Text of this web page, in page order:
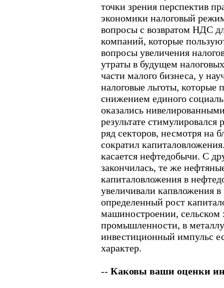
точки зрения перспектив
экономики налоговый
вопросы с возвратом НДС
компаний, которые
вопросы увеличения
утраты в будущем
части малого бизнеса, у
налоговые льготы, которые
снижением единого
оказались
результате
ряд секторов, несмотря на
сократил
касается нефтедобычи. С
закончилась, те же
капиталовложения в
увеличивали капвложения
определенный рост
машиностроении, сельском
промышленности, в
инвестиционный импульс
характер.
-- Каковы ваши оценки